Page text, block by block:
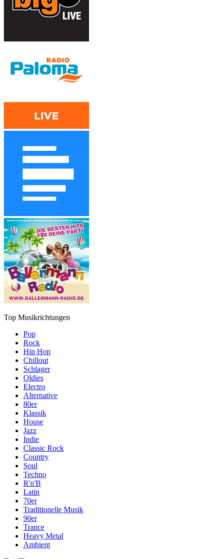
Top Musikrichtungen
Pop
Rock
Hip Hop
Chillout
Schlager
Oldies
Electro
Alternative
80er
Klassik
House
Jazz
Indie
Classic Rock
Country
Soul
Techno
R'n'B
Latin
70er
Traditionelle Musik
90er
Trance
Heavy Metal
Ambient